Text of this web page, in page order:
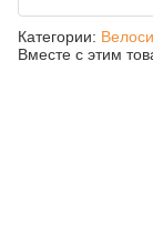
Категории:
Вместе с этим